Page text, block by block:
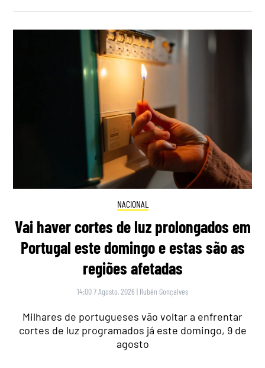
NACIONAL
Vai haver cortes de luz prolongados em
Portugal este domingo e estas são as
regiões afetadas
14:00 7 Agosto, 2026 | Rubén Gonçalves
Milhares de portugueses vão voltar a enfrentar
cortes de luz programados já este domingo, 9 de
agosto